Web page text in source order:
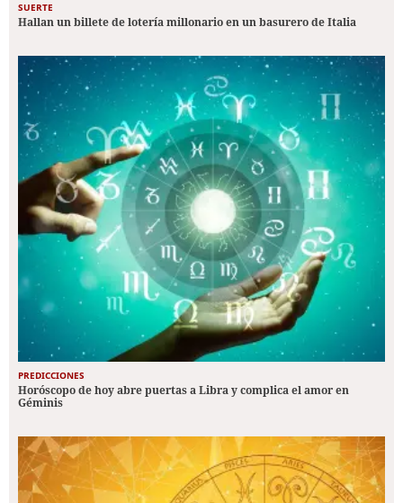
SUERTE
Hallan un billete de lotería millonario en un basurero de Italia
PREDICCIONES
Horóscopo de hoy abre puertas a Libra y complica el amor en
Géminis